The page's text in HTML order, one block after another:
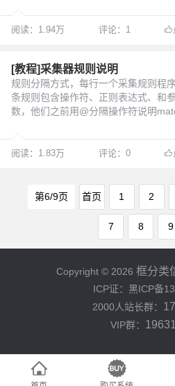
阅读：1.94万 评论：1
[教程]采集器规则说明
规则分隔方式，每行一个采集规则程
条规则包含操作符、正则表达式、和
数，他们之前用@分隔操作符说明
阅读：1.83万 评论：0
第6/9页 首页 1 2
7 8 9
Copyright © 2026 框分类
ICP证：黑ICP备
2000人站长群：
VIP群：